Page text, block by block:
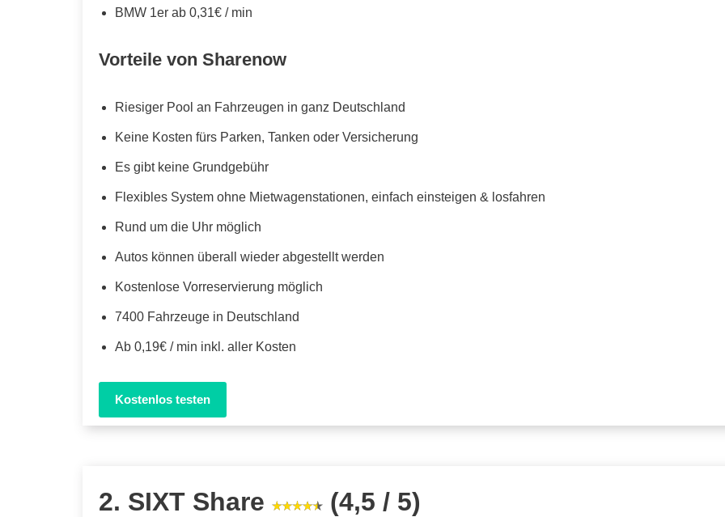
BMW 1er ab 0,31€ / min
Vorteile von Sharenow
Riesiger Pool an Fahrzeugen in ganz Deutschland
Keine Kosten fürs Parken, Tanken oder Versicherung
Es gibt keine Grundgebühr
Flexibles System ohne Mietwagenstationen, einfach einsteigen & losfahren
Rund um die Uhr möglich
Autos können überall wieder abgestellt werden
Kostenlose Vorreservierung möglich
7400 Fahrzeuge in Deutschland
Ab 0,19€ / min inkl. aller Kosten
Kostenlos testen
2. SIXT Share (4,5 / 5)